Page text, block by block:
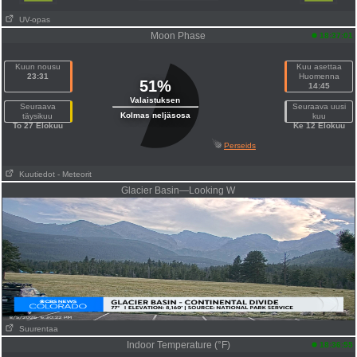
UV-opas
Moon Phase 18:37:01
Kuun nousu
23:31
Seuraava
täysikuu
To 27 Elokuu
51%
Valaistuksen
Kolmas neljäsosa
Kuu asettaa
Huomenna
14:45
Seuraava uusi
kuu
Ke 12 Elokuu
Perseids
Kuutiedot - Meteorit
Glacier Basin—Looking W
Suurentaa
Indoor Temperature (°F) 18:36:55